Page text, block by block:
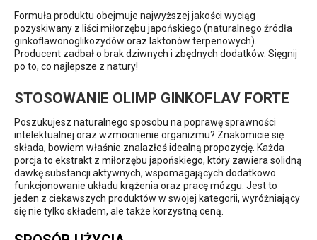
Formuła produktu obejmuje najwyższej jakości wyciąg
pozyskiwany z liści miłorzębu japońskiego (naturalnego źródła
ginkoflawonoglikozydów oraz laktonów terpenowych).
Producent zadbał o brak dziwnych i zbędnych dodatków. Sięgnij
po to, co najlepsze z natury!
STOSOWANIE OLIMP GINKOFLAV FORTE
Poszukujesz naturalnego sposobu na poprawę sprawności
intelektualnej oraz wzmocnienie organizmu? Znakomicie się
składa, bowiem właśnie znalazłeś idealną propozycję. Każda
porcja to ekstrakt z miłorzębu japońskiego, który zawiera solidną
dawkę substancji aktywnych, wspomagających dodatkowo
funkcjonowanie układu krążenia oraz pracę mózgu. Jest to
jeden z ciekawszych produktów w swojej kategorii, wyróżniający
się nie tylko składem, ale także korzystną ceną.